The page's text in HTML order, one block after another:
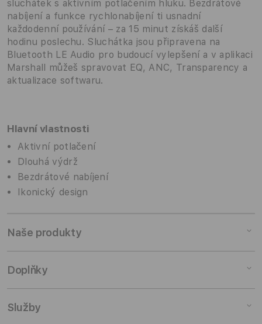
sluchátek s aktivním potlačením hluku. Bezdrátové
nabíjení a funkce rychlonabíjení ti usnadní
každodenní používání – za 15 minut získáš další
hodinu poslechu. Sluchátka jsou připravena na
Bluetooth LE Audio pro budoucí vylepšení a v aplikaci
Marshall můžeš spravovat EQ, ANC, Transparency a
aktualizace softwaru.
Hlavní vlastnosti
Aktivní potlačení
Dlouhá výdrž
Bezdrátové nabíjení
Ikonický design
Naše produkty
iPhone
Doplňky
Doplňky pro Mac
Služby